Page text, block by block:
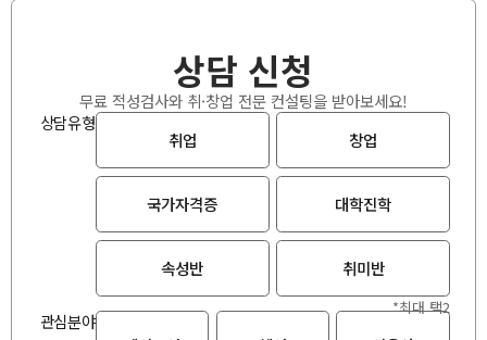
상담 신청
무료 적성검사와 취·창업 전문 컨설팅을 받아보세요!
상담유형
취업 창업
국가자격증 대학진학
속성반 취미반
*최대 택2
관심분야